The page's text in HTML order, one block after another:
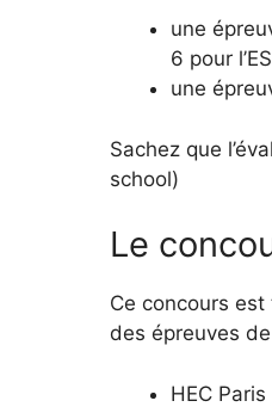
une
6 pour
une
Sachez que
school)
Le
Ce concours
des épreuves
HEC Paris